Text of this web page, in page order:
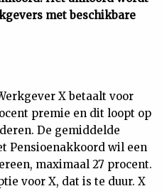
met beschikbare
X betaalt voor
premie en dit loopt op
De gemiddelde
Pensioenakkoord wil een
maximaal 27 procent.
voor X, dat is te duur. X